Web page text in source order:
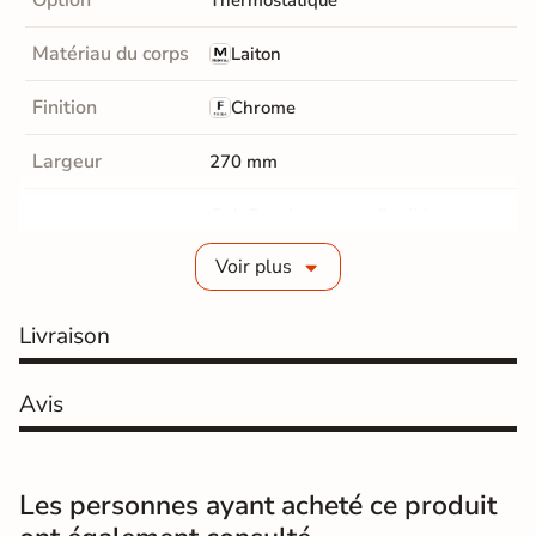
Matériau du corps Laiton
Finition Chrome
Largeur 270 mm
alimentation 1,5 m et support.
Position Ciel de
pluie
Forme Ciel de
Voir plus
Livraison
Avis
Les personnes ayant acheté ce produit